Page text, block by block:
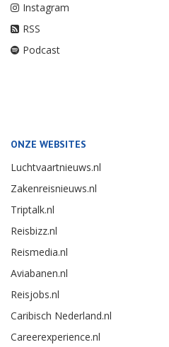
Instagram
RSS
Podcast
ONZE WEBSITES
Luchtvaartnieuws.nl
Zakenreisnieuws.nl
Triptalk.nl
Reisbizz.nl
Reismedia.nl
Aviabanen.nl
Reisjobs.nl
Caribisch Nederland.nl
Careerexperience.nl